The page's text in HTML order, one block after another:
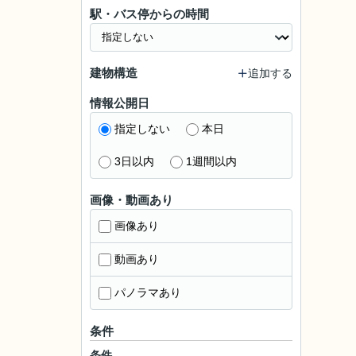
駅・バス停からの時間
建物構造 追加する
情報公開日
指定しない 本日
3日以内 1週間以内
画像・動画あり
画像あり
動画あり
パノラマあり
条件